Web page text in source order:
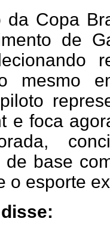
da Copa
de
mesmo
e foca
de base
o esporte